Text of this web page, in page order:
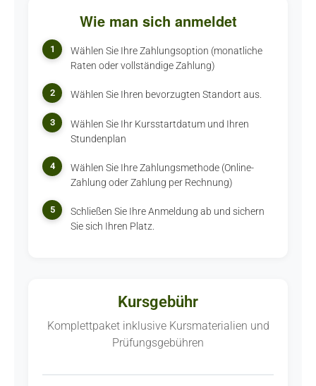
Wie man sich anmeldet
1
Wählen Sie Ihre Zahlungsoption (monatliche
Raten oder vollständige Zahlung)
2 Wählen Sie Ihren bevorzugten Standort aus.
3
Wählen Sie Ihr Kursstartdatum und Ihren
Stundenplan
4
Wählen Sie Ihre Zahlungsmethode (Online-
Zahlung oder Zahlung per Rechnung)
5
Schließen Sie Ihre Anmeldung ab und sichern
Sie sich Ihren Platz.
Kursgebühr
Komplettpaket inklusive Kursmaterialien und
Prüfungsgebühren